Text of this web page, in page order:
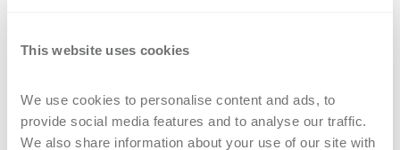
This website uses cookies
We use cookies to personalise content and ads, to
provide social media features and to analyse our traffic.
We also share information about your use of our site with